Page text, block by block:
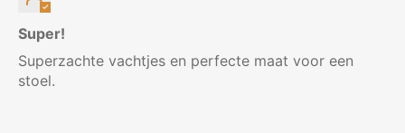
Super!
Superzachte vachtjes en perfecte maat voor een
stoel.